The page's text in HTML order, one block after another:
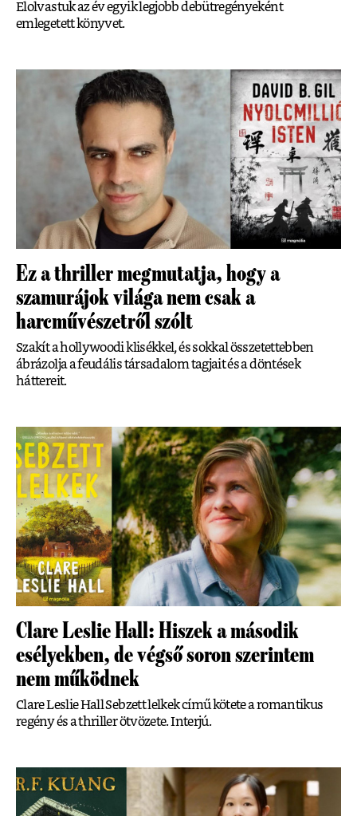
Elolvastuk az év egyik legjobb debütregényeként
emlegetett könyvet.
Ez a thriller megmutatja, hogy a
szamurájok világa nem csak a
harcművészetről szólt
Szakít a hollywoodi klisékkel, és sokkal összetettebben
ábrázolja a feudális társadalom tagjait és a döntések
háttereit.
Clare Leslie Hall: Hiszek a második
esélyekben, de végső soron szerintem
nem működnek
Clare Leslie Hall Sebzett lelkek című kötete a romantikus
regény és a thriller ötvözete. Interjú.